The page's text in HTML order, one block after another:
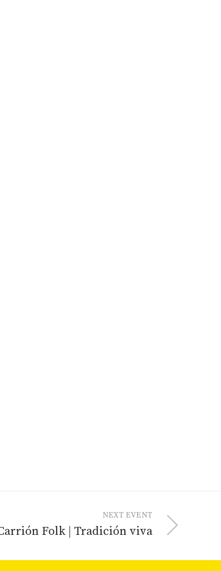
NEXT EVENT
Folk | Tradición viva